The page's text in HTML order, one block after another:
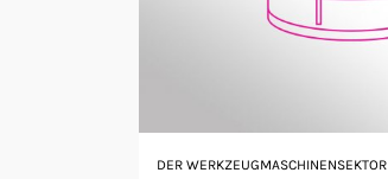
DER WERKZEUGMASCHINENSEKTOR